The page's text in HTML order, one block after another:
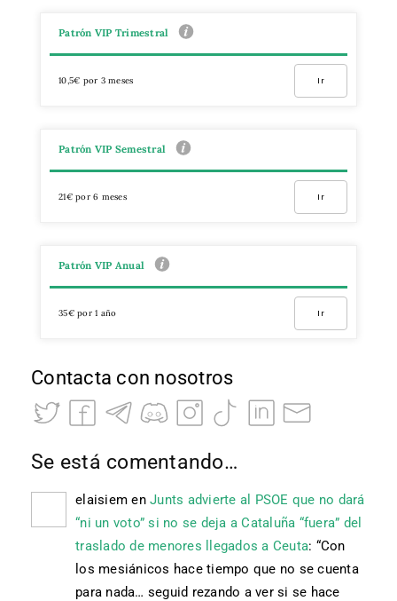
Patrón VIP Trimestral
10,5€ por 3 meses Ir
Patrón VIP Semestral
21€ por 6 meses Ir
Patrón VIP Anual
35€ por 1 año Ir
Contacta con nosotros
Se está comentando…
elaisiem en Junts advierte al PSOE que no dará
“ni un voto” si no se deja a Cataluña “fuera” del
traslado de menores llegados a Ceuta: “Con
los mesiánicos hace tiempo que no se cuenta
para nada… seguid rezando a ver si se hace